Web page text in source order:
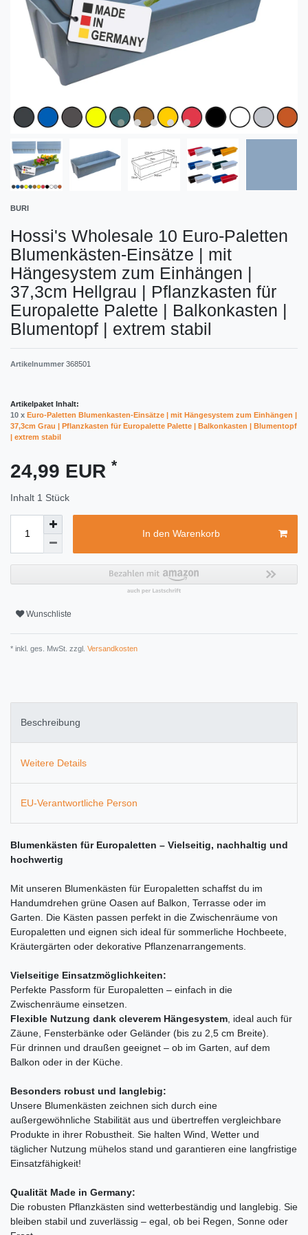
BURI
Hossi's Wholesale 10 Euro-Paletten
Blumenkästen-Einsätze | mit
Hängesystem zum Einhängen |
37,3cm Hellgrau | Pflanzkasten für
Europalette Palette | Balkonkasten |
Blumentopf | extrem stabil
Artikelnummer 368501
Artikelpaket Inhalt:
10 x Euro-Paletten Blumenkasten-Einsätze | mit Hängesystem zum Einhängen |
37,3cm Grau | Pflanzkasten für Europalette Palette | Balkonkasten | Blumentopf
| extrem stabil
24,99 EUR *
Inhalt 1 Stück
In den Warenkorb
Wunschliste
* inkl. ges. MwSt. zzgl. Versandkosten
Beschreibung
Weitere Details
EU-Verantwortliche Person
Blumenkästen für Europaletten – Vielseitig, nachhaltig und
hochwertig
Mit unseren Blumenkästen für Europaletten schaffst du im
Handumdrehen grüne Oasen auf Balkon, Terrasse oder im
Garten. Die Kästen passen perfekt in die Zwischenräume von
Europaletten und eignen sich ideal für sommerliche Hochbeete,
Kräutergärten oder dekorative Pflanzenarrangements.
Vielseitige Einsatzmöglichkeiten:
Perfekte Passform für Europaletten – einfach in die
Zwischenräume einsetzen.
Flexible Nutzung dank cleverem Hängesystem , ideal auch für
Zäune, Fensterbänke oder Geländer (bis zu 2,5 cm Breite).
Für drinnen und draußen geeignet – ob im Garten, auf dem
Balkon oder in der Küche.
Besonders robust und langlebig:
Unsere Blumenkästen zeichnen sich durch eine
außergewöhnliche Stabilität aus und übertreffen vergleichbare
Produkte in ihrer Robustheit. Sie halten Wind, Wetter und
täglicher Nutzung mühelos stand und garantieren eine langfristige
Einsatzfähigkeit!
Qualität Made in Germany:
Die robusten Pflanzkästen sind wetterbeständig und langlebig. Sie
bleiben stabil und zuverlässig – egal, ob bei Regen, Sonne oder